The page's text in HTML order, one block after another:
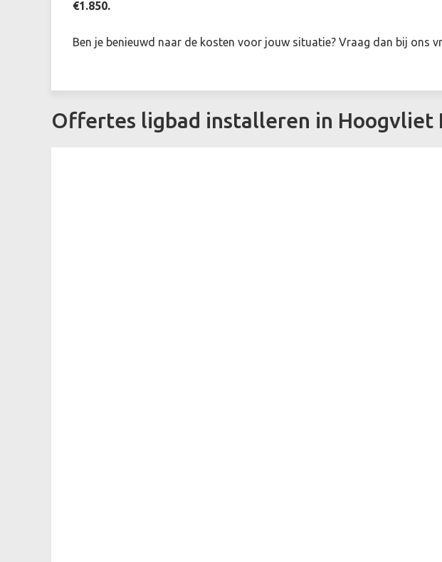
€1.850.
Ben je benieuwd naar de kosten voor jouw situatie? Vraag dan bij ons
Offertes ligbad installeren in Hoogvliet